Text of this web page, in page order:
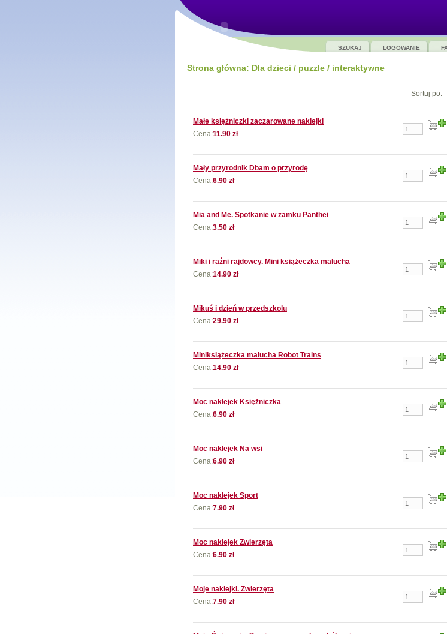
SZUKAJ LOGOWANIE
Strona główna: Dla dzieci / puzzle / interaktywne
Sortuj po:
Małe księżniczki zaczarowane naklejki
Cena:11.90 zł
Mały przyrodnik Dbam o przyrodę
Cena:6.90 zł
Mia and Me. Spotkanie w zamku Panthei
Cena:3.50 zł
Miki i raźni rajdowcy. Mini książeczka malucha
Cena:14.90 zł
Mikuś i dzień w przedszkolu
Cena:29.90 zł
Miniksiążeczka malucha Robot Trains
Cena:14.90 zł
Moc naklejek Księżniczka
Cena:6.90 zł
Moc naklejek Na wsi
Cena:6.90 zł
Moc naklejek Sport
Cena:7.90 zł
Moc naklejek Zwierzęta
Cena:6.90 zł
Moje naklejki. Zwierzęta
Cena:7.90 zł